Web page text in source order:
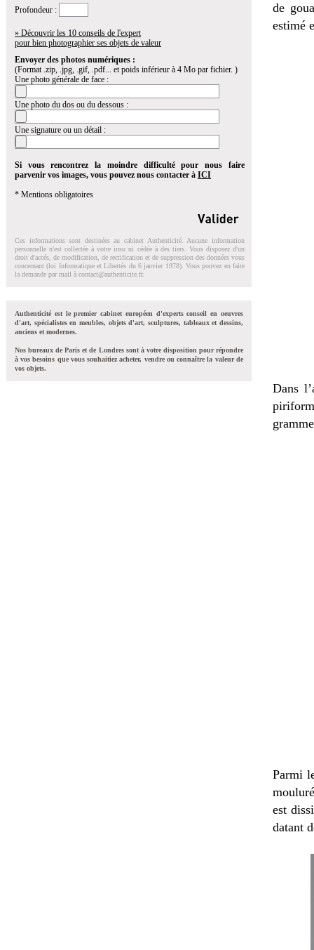
Profondeur :
» Découvrir les 10 conseils de l'expert
pour bien photographier ses objets de valeur
Envoyer des photos numériques :
(Format .zip, .jpg, .gif, .pdf... et poids inférieur à 4 Mo par fichier. )
Une photo générale de face :
Une photo du dos ou du dessous :
Une signature ou un détail :
Si vous rencontrez la moindre difficulté pour nous faire
parvenir vos images, vous pouvez nous contacter à ICI
* Mentions obligatoires
Ces informations sont destinées au cabinet Authenticité. Aucune information
personnelle n'est collectée à votre insu ni cédée à des tiers. Vous disposez d'un
droit d'accés, de modification, de rectification et de suppression des données vous
concernant (loi Informatique et Libertés du 6 janvier 1978). Vous pouvez en faire
la demande par mail à contact@authenticite.fr.
Authenticité est le premier cabinet européen d'experts conseil en oeuvres
d'art, spécialistes en meubles, objets d'art, sculptures, tableaux et dessins,
anciens et modernes.
Nos bureaux de Paris et de Londres sont à votre disposition pour répondre
à vos besoins que vous souhaitiez acheter, vendre ou connaître la valeur de
vos objets.
de
estimé
Dans
Parmi
est
datant